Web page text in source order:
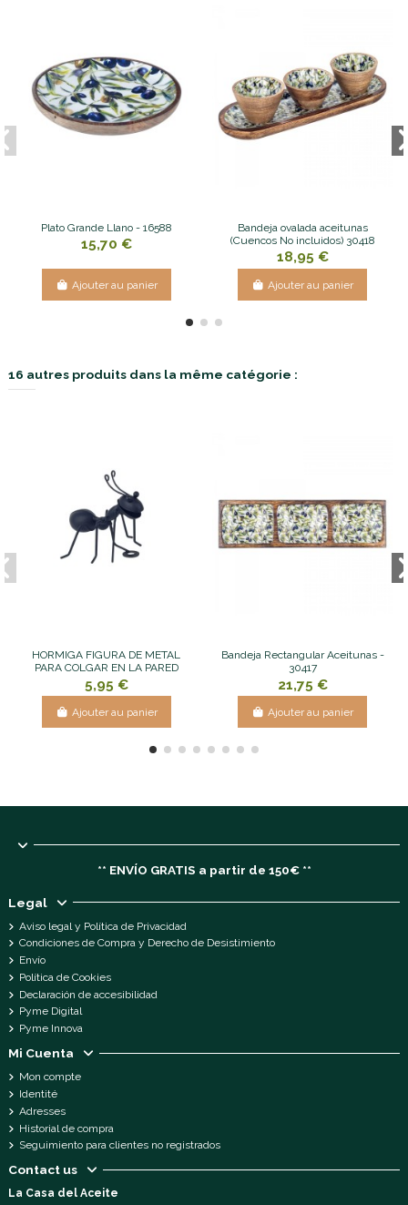
Plato Grande Llano - 16588
15,70 €
Ajouter au panier
Bandeja ovalada aceitunas
(Cuencos No incluidos) 30418
18,95 €
Ajouter au panier
16 autres produits dans la même catégorie :
HORMIGA FIGURA DE METAL
PARA COLGAR EN LA PARED
5,95 €
Ajouter au panier
Bandeja Rectangular Aceitunas -
30417
21,75 €
Ajouter au panier
** ENVÍO GRATIS a partir de 150€ **
Legal
Aviso legal y Política de Privacidad
Condiciones de Compra y Derecho de Desistimiento
Envío
Política de Cookies
Declaración de accesibilidad
Pyme Digital
Pyme Innova
Mi Cuenta
Mon compte
Identité
Adresses
Historial de compra
Seguimiento para clientes no registrados
Contact us
La Casa del Aceite